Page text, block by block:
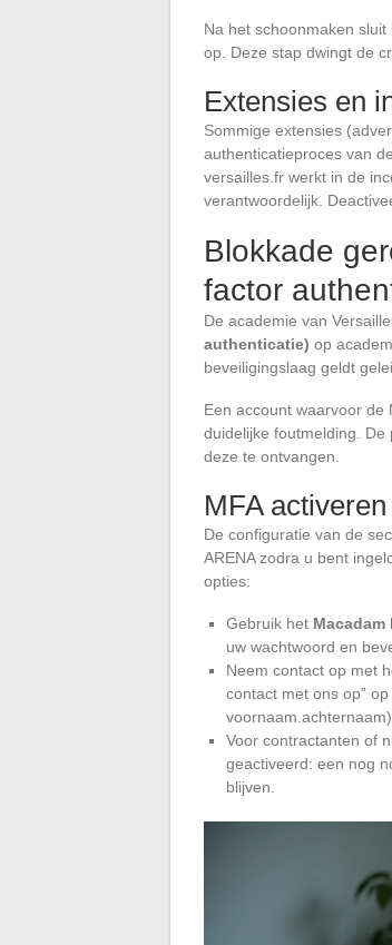
Na het schoonmaken
op. Deze stap dwingt de
Extensies en
Sommige extensies
authenticatieproces van
versailles.fr werkt in de
verantwoordelijk.
Blokkade
factor
De academie van
authenticatie) op
beveiligingslaag geldt
Een account waarvoor de
duidelijke foutmelding.
deze te ontvangen.
MFA
De configuratie van de
ARENA zodra u bent
opties:
Gebruik het Macadam
uw wachtwoord en
Neem contact op met
contact met ons op”
Voor contractanten of
geactiveerd: een nog
blijven.